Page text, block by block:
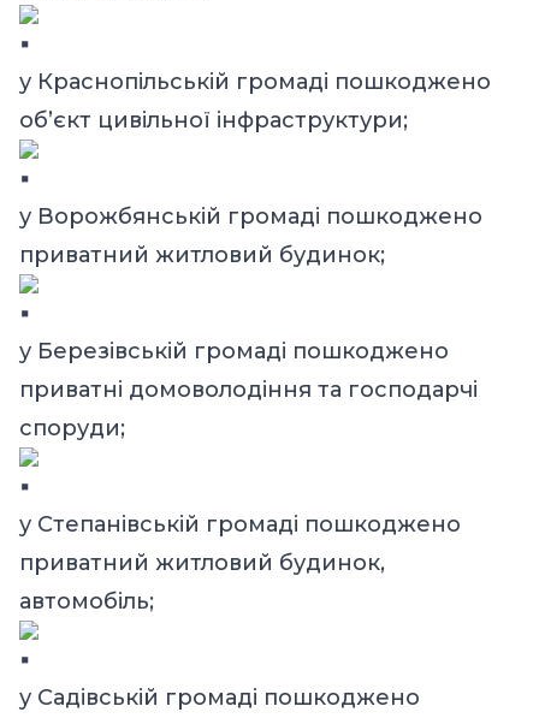
у Краснопільській громаді пошкоджено
об’єкт цивільної інфраструктури;
у Ворожбянській громаді пошкоджено
приватний житловий будинок;
у Березівській громаді пошкоджено
приватні домоволодіння та господарчі
споруди;
у Степанівській громаді пошкоджено
приватний житловий будинок,
автомобіль;
у Садівській громаді пошкоджено